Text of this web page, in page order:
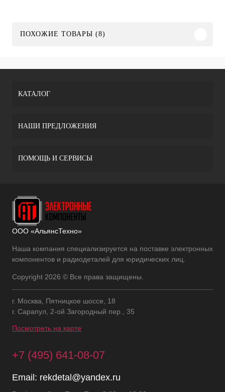
ПОХОЖИЕ ТОВАРЫ (8)
КАТАЛОГ
НАШИ ПРЕДЛОЖЕНИЯ
ПОМОЩЬ И СЕРВИСЫ
ООО «АльянсТехно»
Наша компания специализируется на поставке электронных
компонентов и радиодеталей для юридических лиц.
Copyright 2026 © Все права защищены.
г. Москва, Пятницкое шоссе, 18
г. Сарапул, 2-ой Загородный пер., 35
Посмотреть на карте
+7 (495) 641-08-07
Email: rekdetal@yandex.ru